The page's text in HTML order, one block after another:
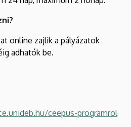
online zajlik a pályázatok
adhatók be.
ceepus-programrol